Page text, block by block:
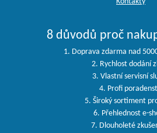
8 důvodů proč
1. Doprava zdarma nad
2. Rychlost dodání
3. Vlastní servisní
4. Profi
5. Široký sortiment
6. Přehlednost e-
7. Dlouholeté